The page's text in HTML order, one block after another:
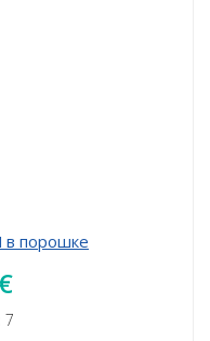
порошке
7